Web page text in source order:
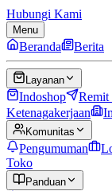
Hubungi Kami
Menu
Beranda Berita
Layanan
Indoshop
Ketenagakerjaan
Komunitas
Pengumuman
Toko
Panduan